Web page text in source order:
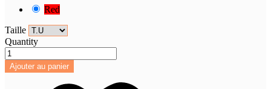
Red
Taille
Quantity
Ajouter au panier